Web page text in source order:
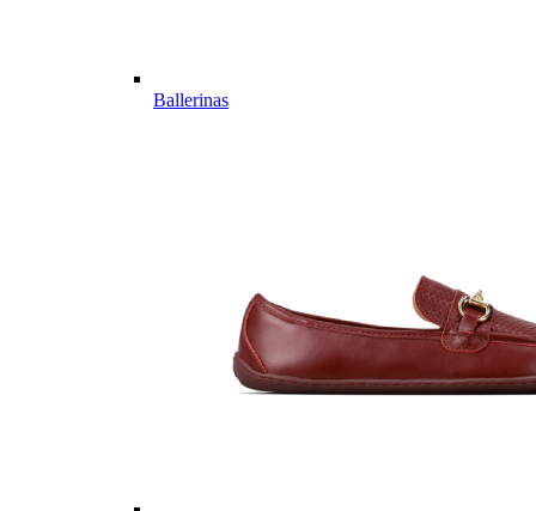
Ballerinas